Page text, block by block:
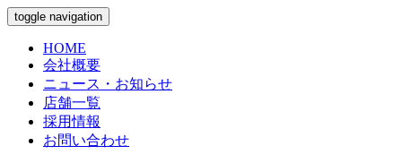
toggle navigation
HOME
会社概要
ニュース・お知らせ
店舗一覧
採用情報
お問い合わせ